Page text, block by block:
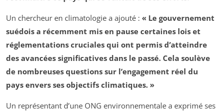
Un chercheur en climatologie a ajouté : « Le gouvernement
suédois a récemment mis en pause certaines lois et
réglementations cruciales qui ont permis d’atteindre
des avancées significatives dans le passé. Cela soulève
de nombreuses questions sur l’engagement réel du
pays envers ses objectifs climatiques. »
Un représentant d’une ONG environnementale a exprimé ses